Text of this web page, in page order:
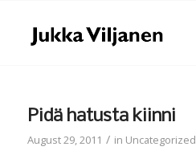
Pidä hatusta kiinni
August 29, 2011 / in Uncategorized